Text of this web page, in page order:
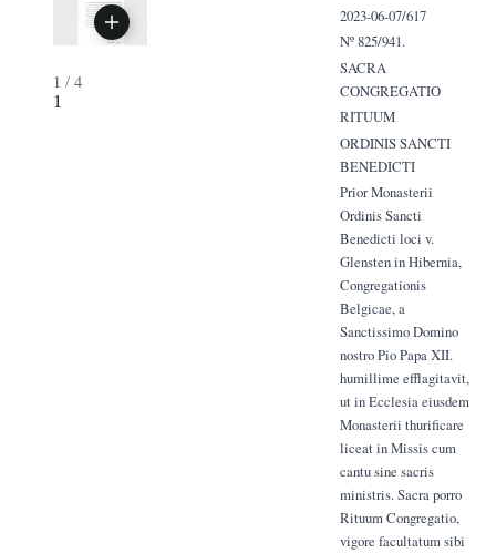
1 / 4
1
2023-06-07/617
Nº 825/941.
SACRA
CONGREGATIO
RITUUM
ORDINIS SANCTI
BENEDICTI
Prior Monasterii
Ordinis Sancti
Benedicti loci v.
Glensten in Hibernia,
Congregationis
Belgicae, a
Sanctissimo Domino
nostro Pio Papa XII.
humillime efflagitavit,
ut in Ecclesia eiusdem
Monasterii thurificare
liceat in Missis cum
cantu sine sacris
ministris. Sacra porro
Rituum Congregatio,
vigore facultatum sibi